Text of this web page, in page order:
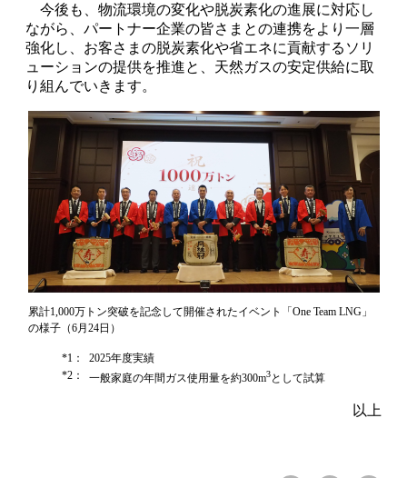
今後も、物流環境の変化や脱炭素化の進展に対応し
ながら、パートナー企業の皆さまとの連携をより一層
強化し、お客さまの脱炭素化や省エネに貢献するソリ
ューションの提供を推進と、天然ガスの安定供給に取
り組んでいきます。
累計1,000万トン突破を記念して開催されたイベント「One Team LNG」
の様子（6月24日）
*1：
2025年度実績
*2：
一般家庭の年間ガス使用量を約300m3として試算
以上